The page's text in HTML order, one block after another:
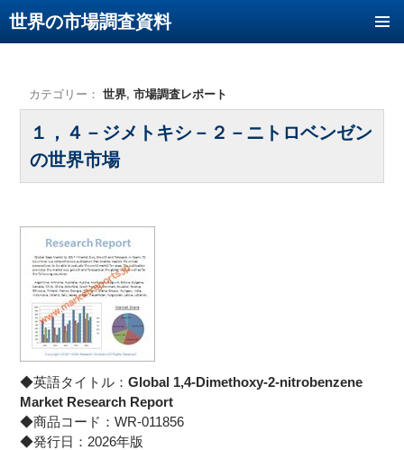
世界の市場調査資料
カテゴリー： 世界, 市場調査レポート
１，４－ジメトキシ－２－ニトロベンゼン
の世界市場
◆英語タイトル： Global 1,4-Dimethoxy-2-nitrobenzene
Market Research Report
◆商品コード：WR-011856
◆発行日：2026年版